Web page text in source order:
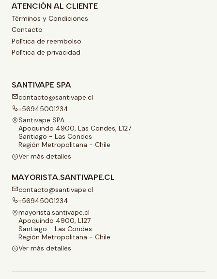
ATENCIÓN AL CLIENTE
Términos y Condiciones
Contacto
Política de reembolso
Política de privacidad
SANTIVAPE SPA
contacto@santivape.cl
+56945001234
Santivape SPA
Apoquindo 4900, Las Condes, L127
Santiago - Las Condes
Región Metropolitana - Chile
Ver más detalles
MAYORISTA.SANTIVAPE.CL
contacto@santivape.cl
+56945001234
mayorista.santivape.cl
Apoquindo 4900, L127
Santiago - Las Condes
Región Metropolitana - Chile
Ver más detalles